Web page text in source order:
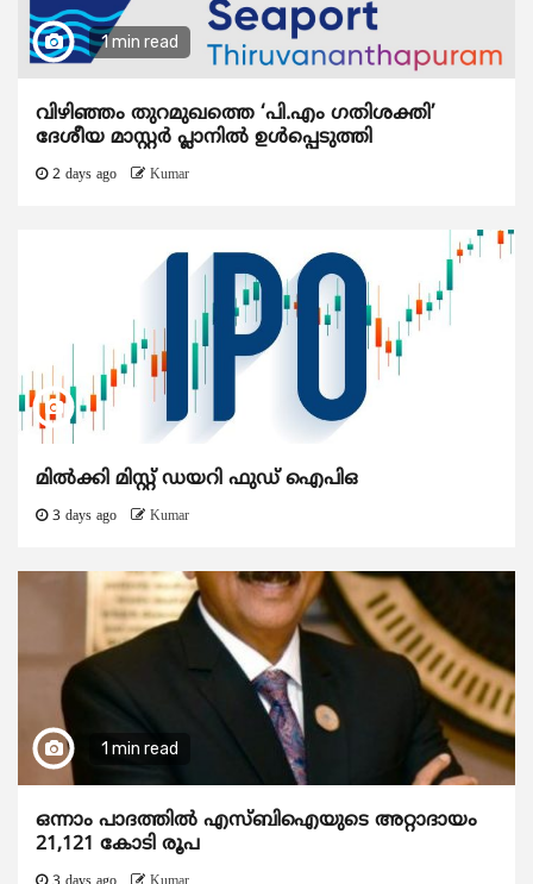
1 min read
വിഴിഞ്ഞം തുറമുഖത്തെ ‘പി.എം ഗതിശക്തി’
ദേശീയ മാസ്റ്റർ പ്ലാനിൽ ഉൾപ്പെടുത്തി
2 days ago Kumar
മിൽക്കി മിസ്റ്റ് ഡയറി ഫുഡ് ഐപിഒ
3 days ago Kumar
1 min read
ഒന്നാം പാദത്തിൽ എസ്ബിഐയുടെ അറ്റാദായം
21,121 കോടി രൂപ